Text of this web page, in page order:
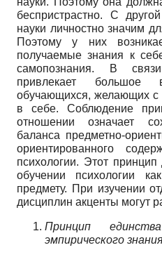
беспристрастно. С
науки личностно значим
Поэтому у них
получаемые знания к
самопознания. В
привлекает большое
обучающихся, желающих с
в себе. Соблюдение
отношении означает
баланса предметно-
ориентированного
психологии. Этот
обучении психологии
предмету. При изучении
дисциплин акценты могут
Принцип
эмпирического